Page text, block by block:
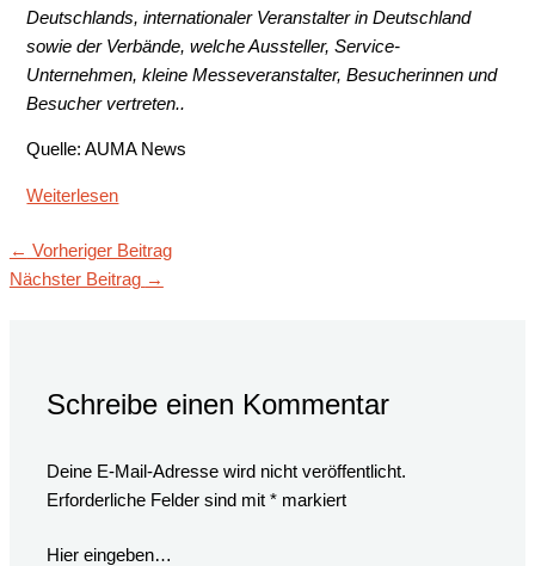
Deutschlands, internationaler Veranstalter in Deutschland
sowie der Verbände, welche Aussteller, Service-
Unternehmen, kleine Messeveranstalter, Besucherinnen und
Besucher vertreten..
Quelle: AUMA News
Weiterlesen
← Vorheriger Beitrag
Nächster Beitrag →
Schreibe einen Kommentar
Deine E-Mail-Adresse wird nicht veröffentlicht.
Erforderliche Felder sind mit* markiert
Hier eingeben…